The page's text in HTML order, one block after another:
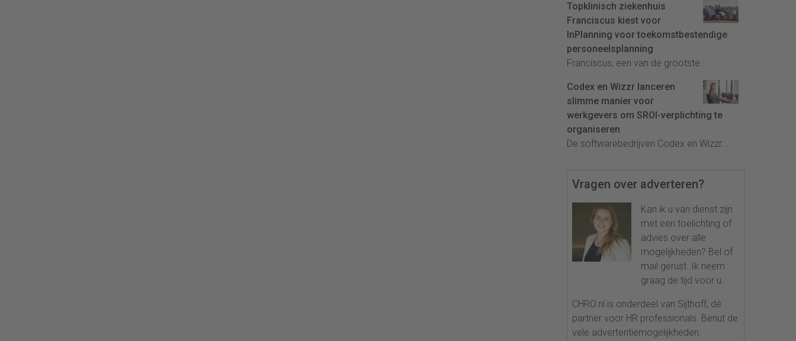
Topklinisch ziekenhuis
Franciscus kiest voor
InPlanning voor toekomstbestendige
personeelsplanning
Franciscus, een van de grootste...
Codex en Wizzr lanceren
slimme manier voor
werkgevers om SROI-verplichting te
organiseren
De softwarebedrijven Codex en Wizzr...
Vragen over adverteren?
Kan ik u van dienst zijn
met een toelichting of
advies over alle
mogelijkheden? Bel of
mail gerust. Ik neem
graag de tijd voor u.
CHRO.nl is onderdeel van Sijthoff, dé
partner voor HR professionals. Benut de
vele advertentiemogelijkheden.